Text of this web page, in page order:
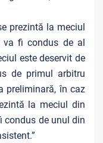
prezintă la meciul
va fi condus de al
este deservit de
de primul arbitru
preliminară, în caz
la meciul din
condus de unul din